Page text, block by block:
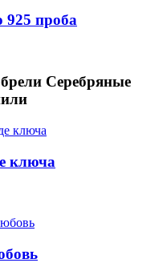
925 проба
Серебряные
ключа